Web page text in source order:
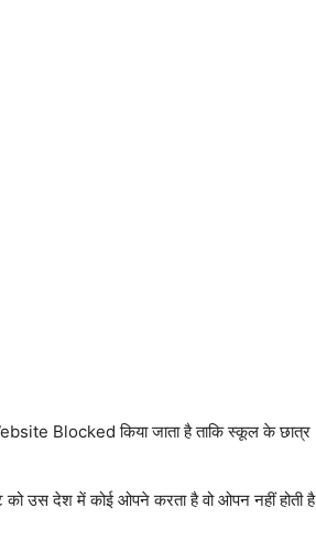
Blocked किया जाता है ताकि स्कूल के छात्र
को उस देश में कोई ओपने करता है वो ओपन नहीं होती है